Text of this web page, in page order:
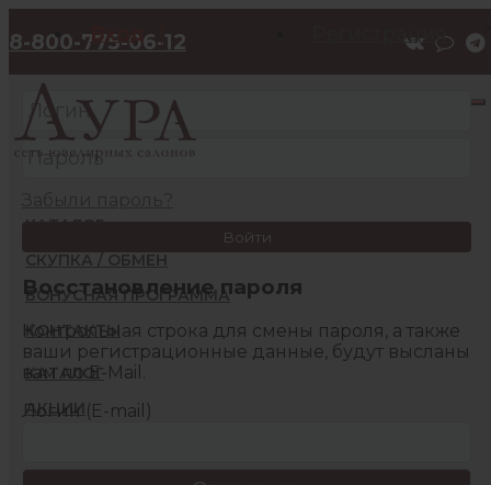
8-800-775-06-12
КАТАЛОГ
СКУПКА / ОБМЕН
БОНУСНАЯ ПРОГРАММА
КОНТАКТЫ
КАТАЛОГ
АКЦИИ
Вход Регистрация
Войти
Восстановление пароля
Контрольная строка для смены пароля, а также
ваши регистрационные данные, будут высланы
вам по E-Mail.
Логин (E-mail)